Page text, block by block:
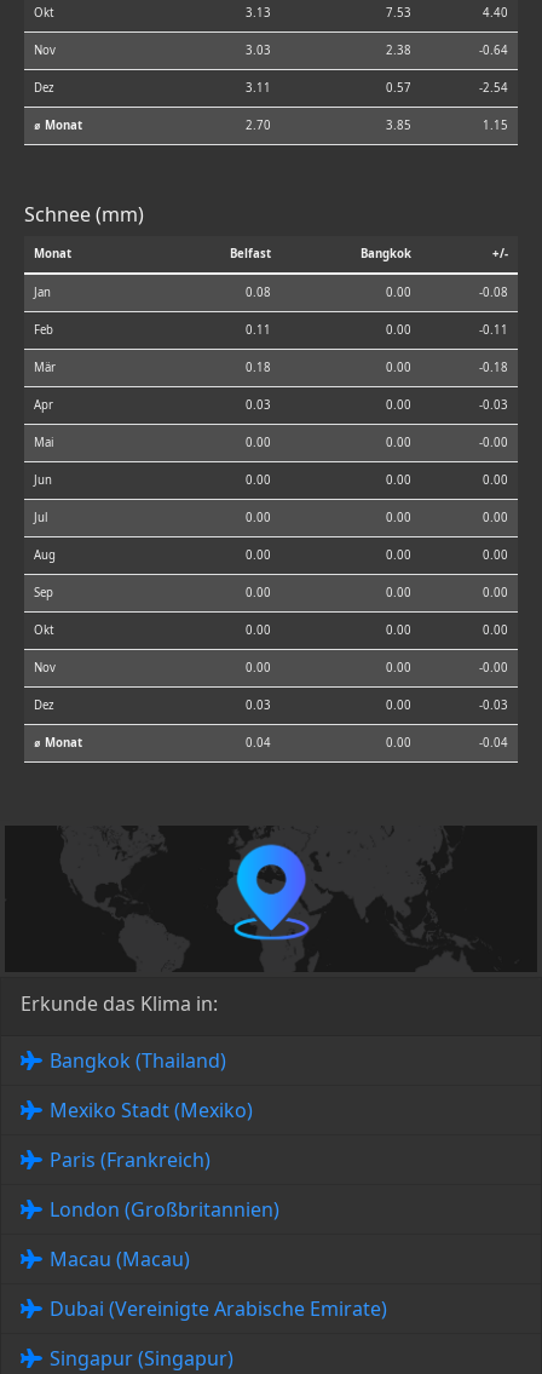
Okt 3.13 7.53 4.40
Nov 3.03 2.38 -0.64
Dez 3.11 0.57 -2.54
⌀ Monat 2.70 3.85 1.15
Schnee (mm)
Monat Belfast Bangkok +/-
Jan 0.08 0.00 -0.08
Feb 0.11 0.00 -0.11
Mär 0.18 0.00 -0.18
Apr 0.03 0.00 -0.03
Mai 0.00 0.00 -0.00
Jun 0.00 0.00 0.00
Jul 0.00 0.00 0.00
Aug 0.00 0.00 0.00
Sep 0.00 0.00 0.00
Okt 0.00 0.00 0.00
Nov 0.00 0.00 -0.00
Dez 0.03 0.00 -0.03
⌀ Monat 0.04 0.00 -0.04
Erkunde das Klima in:
Bangkok (Thailand)
Mexiko Stadt (Mexiko)
Paris (Frankreich)
London (Großbritannien)
Macau (Macau)
Dubai (Vereinigte Arabische Emirate)
Singapur (Singapur)